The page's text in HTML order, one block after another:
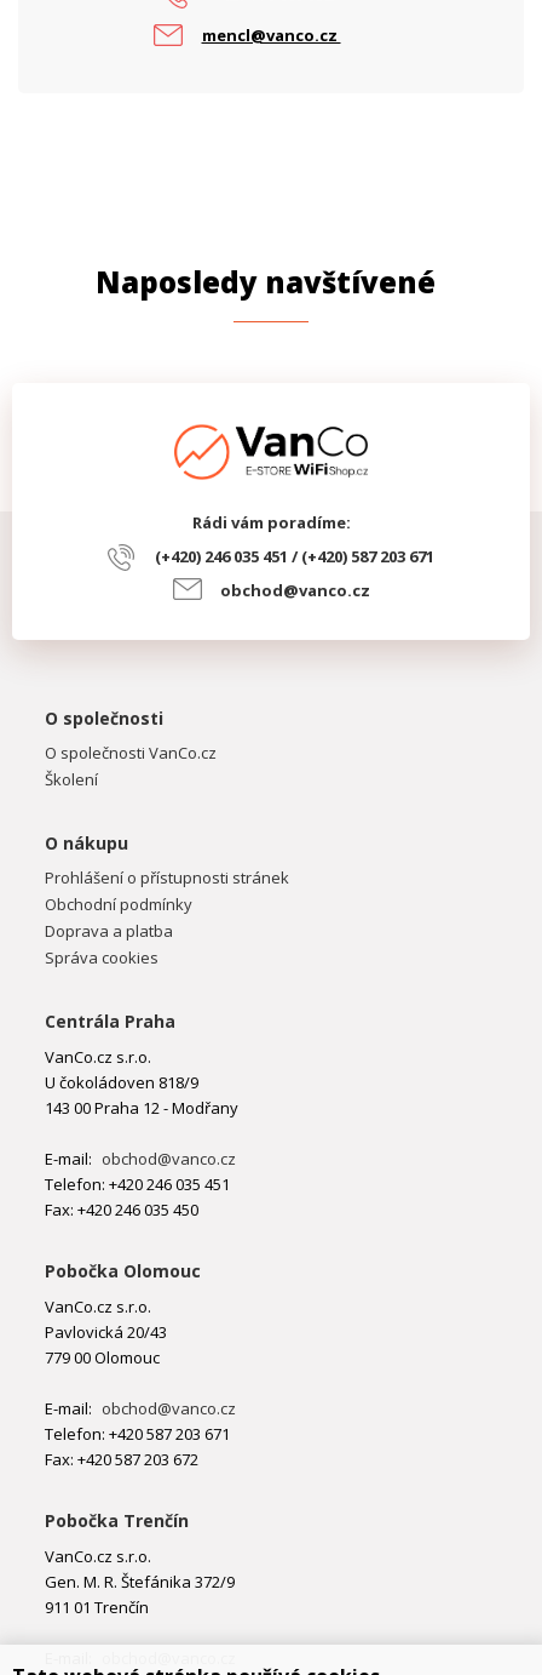
mencl@vanco.cz
Naposledy navštívené
Rádi vám poradíme:
(+420) 246 035 451 / (+420) 587 203 671
obchod@vanco.cz
O společnosti
O společnosti VanCo.cz
Školení
O nákupu
Prohlášení o přístupnosti stránek
Obchodní podmínky
Doprava a platba
Správa cookies
Centrála Praha
VanCo.cz s.r.o.
U čokoládoven 818/9
143 00 Praha 12 - Modřany
E-mail: obchod@vanco.cz
Telefon: +420 246 035 451
Fax: +420 246 035 450
Pobočka Olomouc
VanCo.cz s.r.o.
Pavlovická 20/43
779 00 Olomouc
E-mail: obchod@vanco.cz
Telefon: +420 587 203 671
Fax: +420 587 203 672
Pobočka Trenčín
VanCo.cz s.r.o.
Gen. M. R. Štefánika 372/9
911 01 Trenčín